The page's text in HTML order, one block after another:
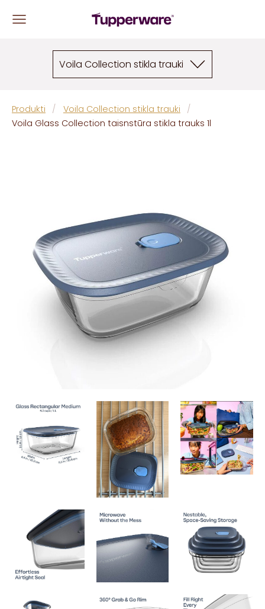
Voila Collection stikla trauki
Produkti
Voila Collection stikla trauki
Voila Glass Collection taisnstūra stikla trauks 1l